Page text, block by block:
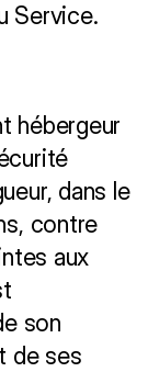
Service.
hébergeur
dans le
contre
aux
son
de ses